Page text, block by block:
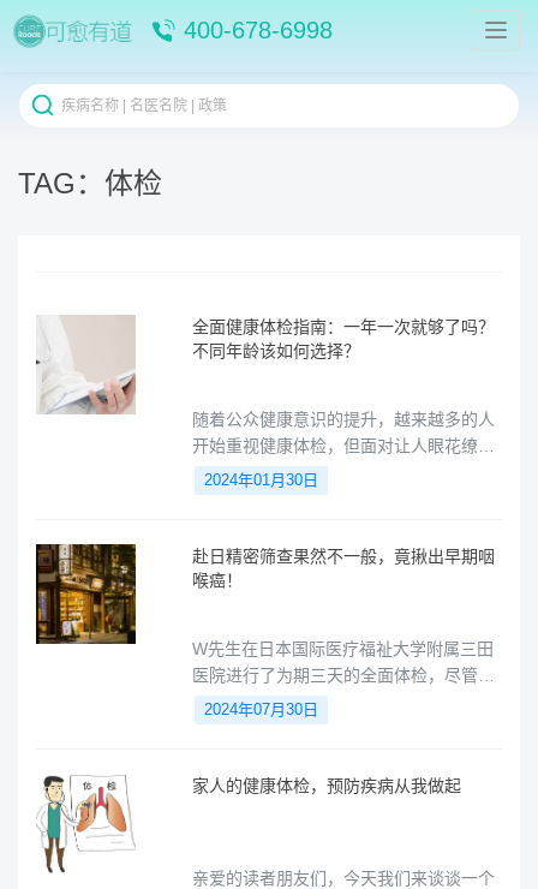
400-678-6998
TAG：体检
全面健康体检指南：一年一次就够了吗？
不同年龄该如何选择？
随着公众健康意识的提升，越来越多的人
开始重视健康体检，但面对让人眼花缭乱
的体检项目，难道要全部筛查一遍，全面
了解身体状况，以防万一吗？今天小愈就
选择体检项目？
2024年01月30日
赴日精密筛查果然不一般，竟揪出早期咽
喉癌！
W先生在日本国际医疗福祉大学附属三田
医院进行了为期三天的全面体检，尽管他
对体检时间较长有所抱怨，但这一体检发
现了他咽喉部位疑似早期粘膜内癌的病
2024年07月30日
家人的健康体检，预防疾病从我做起
亲爱的读者朋友们，今天我们来谈谈一个